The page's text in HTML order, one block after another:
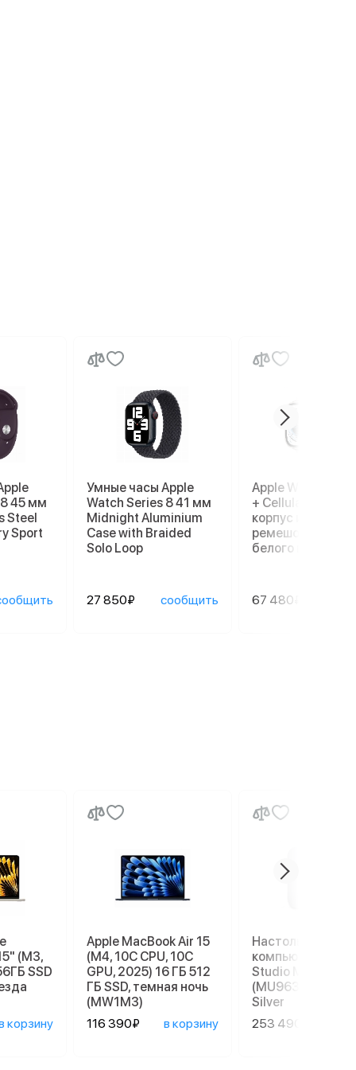
45 мм
Steel
Sport
Умные часы Apple
Watch Series 8 41 мм
Midnight Aluminium
Case with Braided
Solo Loop
27 850₽ сообщить
Apple Watch Ultra
+ Cellular, 49 мм,
корпус из титана,
ремешок Ocean
белого цвета
67 480₽
(M3,
SSD
корзину
Apple MacBook Air 15
(M4, 10C CPU, 10C
GPU, 2025) 16 ГБ 512
ГБ SSD, темная ночь
(MW1M3)
116 390₽
в корзину
Настольный
компьютер
Studio M4 Max
(MU963), 36/512
Silver
253 490₽